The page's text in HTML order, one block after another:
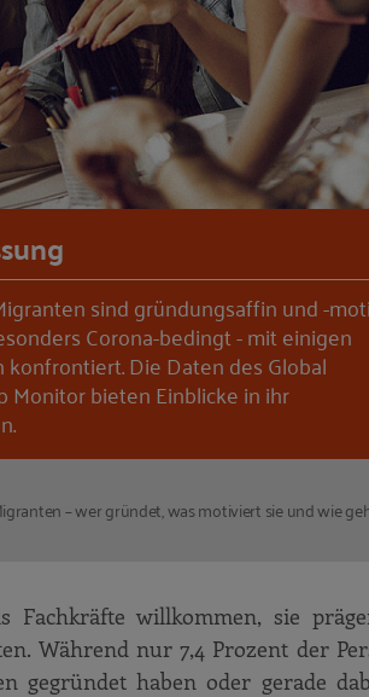
sind gründungsaffin und -
Corona-bedingt - mit einigen
Die Daten des Global
Monitor bieten Einblicke in ihr
– wer gründet, was motiviert sie und wie
willkommen, sie
Während nur 7,4 Prozent der
gegründet haben oder gerade